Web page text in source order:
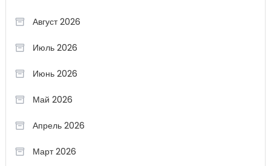
Август 2026
Июль 2026
Июнь 2026
Май 2026
Апрель 2026
Март 2026